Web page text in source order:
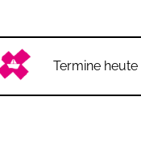
Termine heute